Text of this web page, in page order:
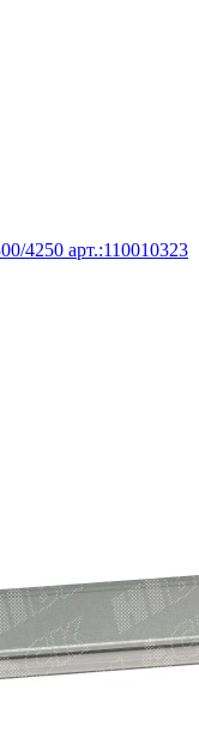
4250 арт.:110010323